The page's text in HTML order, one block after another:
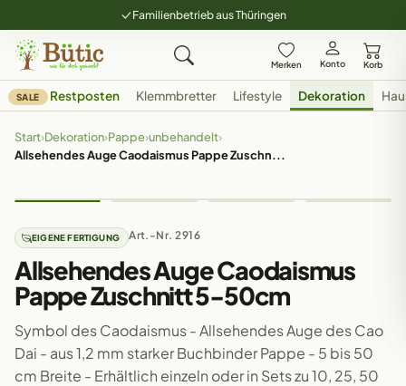
Familienbetrieb aus Thüringen
Merken Konto Korb
SALE Restposten Klemmbretter Lifestyle Dekoration
Start›Dekoration›Pappe›unbehandelt›
Allsehendes Auge Caodaismus Pappe Zuschn...
EIGENE FERTIGUNG Art.-Nr. 2916
Allsehendes Auge Caodaismus
Pappe Zuschnitt 5-50cm
Symbol des Caodaismus - Allsehendes Auge des Cao
Dai - aus 1,2 mm starker Buchbinder Pappe - 5 bis 50
cm Breite - Erhältlich einzeln oder in Sets zu 10, 25, 50